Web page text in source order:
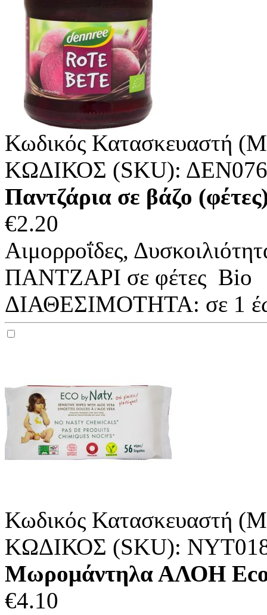
Κωδικός Κατασκευαστή
ΚΩΔΙΚΟΣ (SKU): ΔΕΝ076
Παντζάρια σε βάζο
€2.20
Αιμορροΐδες,
ΠΑΝΤΖΑΡΙ σε φέτες Bio
ΔΙΑΘΕΣΙΜΟΤΗΤΑ: σε 1
Κωδικός Κατασκευαστή
ΚΩΔΙΚΟΣ (SKU):
Μωρομάντηλα ΑΛΟΗ
€4.10